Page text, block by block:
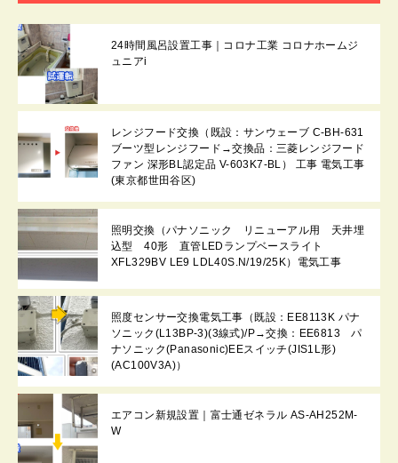
24時間風呂設置工事｜コロナ工業 コロナホームジ
ュニアi
レンジフード交換（既設：サンウェーブ C-BH-631
ブーツ型レンジフード→交換品：三菱レンジフード
ファン 深形BL認定品 V-603K7-BL） 工事 電気工事
(東京都世田谷区)
照明交換（パナソニック リニューアル用 天井埋
込型 40形 直管LEDランプベースライト
XFL329BV LE9 LDL40S.N/19/25K）電気工事
照度センサー交換電気工事（既設：EE8113K パナ
ソニック(L13BP-3)(3線式)/P→交換：EE6813 パ
ナソニック(Panasonic)EEスイッチ(JIS1L形)
(AC100V3A)）
エアコン新規設置｜富士通ゼネラル AS-AH252M-
W